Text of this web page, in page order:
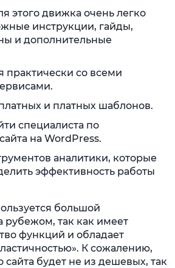
этого движка очень легко
инструкции, гайды,
и дополнительные
практически со всеми
и платных шаблонов.
специалиста по
на WordPress.
аналитики, которые
эффективность работы
большой
рубежом, так как имеет
функций и обладает
К сожалению,
сайта будет не из дешевых, так